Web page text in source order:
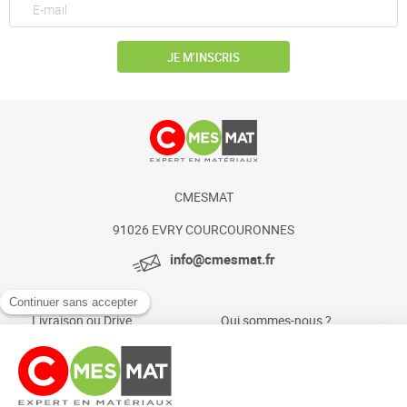
JE M’INSCRIS
CMESMAT
91026 EVRY COURCOURONNES
info@cmesmat.fr
Livraison ou Drive
Paiement sécurisé
Foire aux questions
Qui sommes-nous ?